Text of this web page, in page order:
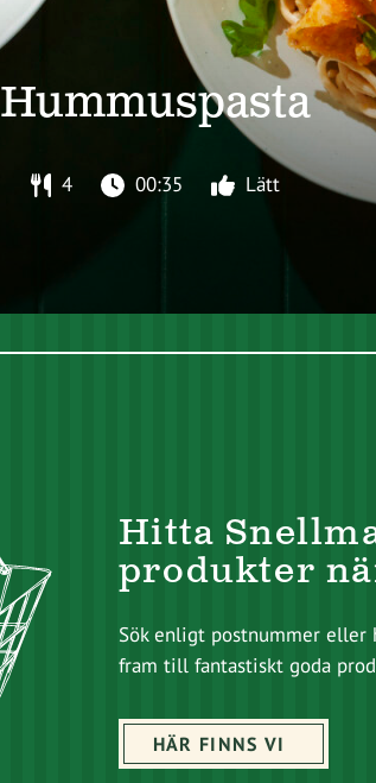
Hummuspasta
4 00:35 Lätt
Hitta
produkter
Sök enligt postnummer eller
fram till fantastiskt goda
HÄR FINNS VI